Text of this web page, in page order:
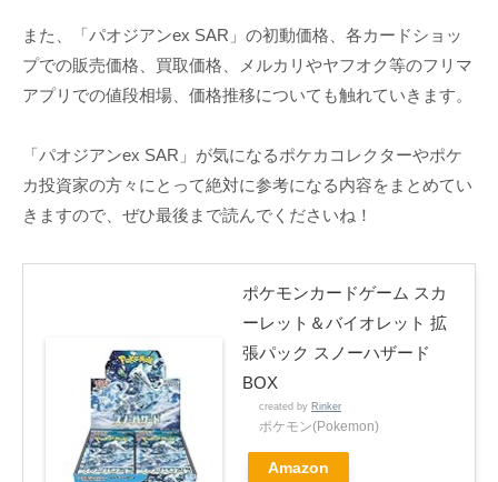
また、「パオジアンex SAR」の初動価格、各カードショッ
プでの販売価格、買取価格、メルカリやヤフオク等のフリマ
アプリでの値段相場、価格推移についても触れていきます。
「パオジアンex SAR」が気になるポケカコレクターやポケ
カ投資家の方々にとって絶対に参考になる内容をまとめてい
きますので、ぜひ最後まで読んでくださいね！
ポケモンカードゲーム スカ
ーレット＆バイオレット 拡
張パック スノーハザード
BOX
created by Rinker
ポケモン(Pokemon)
Amazon